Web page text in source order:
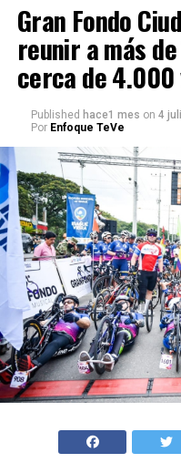
Gran Fondo
reunir a más
cerca de
Published hace1 mes on 4
Por Enfoque TeVe